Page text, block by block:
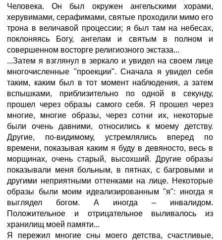
Человека. Он был окружен ангельскими хорами,
херувимами, серафимами, святые проходили мимо его
трона в величавой процессии; я был там на небесах,
поклоняясь Богу, ангелам и святым в полном и
совершенном восторге религиозного экстаза...
...Затем я взглянул в зеркало и увидел на своем лице
многочисленные "проекции". Сначала я увидел себя
таким, каким был в тот момент наблюдения, а затем
вспышками, приблизительно по одной в секунду,
прошел через образы самого себя. Я прошел через
многие, многие образы, через сотни их, некоторые
были очень давними, относились к моему детству.
Другие, по-видимому, устремлялись вперед по
времени, показывая каким я буду в девяносто, весь в
морщинах, очень старый, высохший. Другие образы
показывали меня больным, в пятнах, с багровыми и
другими неприятными оттенками на лице. Некоторые
образы были моим идеализированным "я": иногда я
выглядел богом. А иногда – инвалидом.
Положительное и отрицательное выливалось из
хранилищ моей памяти...
Я пережил многие сны моего детства, счастливые,